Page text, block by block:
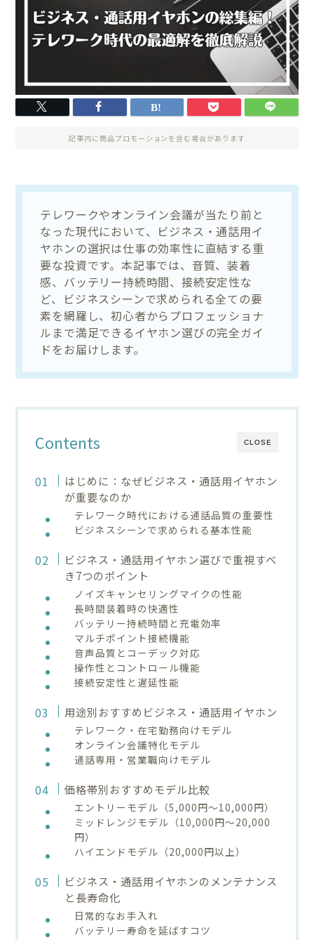
記事内に商品プロモーションを含む場合があります
テレワークやオンライン会議が当たり前と
なった現代において、ビジネス・通話用イ
ヤホンの選択は仕事の効率性に直結する重
要な投資です。本記事では、音質、装着
感、バッテリー持続時間、接続安定性な
ど、ビジネスシーンで求められる全ての要
素を網羅し、初心者からプロフェッショナ
ルまで満足できるイヤホン選びの完全ガイ
ドをお届けします。
CLOSE
Contents
はじめに：なぜビジネス・通話用イヤホン
が重要なのか
テレワーク時代における通話品質の重要性
ビジネスシーンで求められる基本性能
ビジネス・通話用イヤホン選びで重視すべ
き7つのポイント
ノイズキャンセリングマイクの性能
長時間装着時の快適性
バッテリー持続時間と充電効率
マルチポイント接続機能
音声品質とコーデック対応
操作性とコントロール機能
接続安定性と遅延性能
用途別おすすめビジネス・通話用イヤホン
テレワーク・在宅勤務向けモデル
オンライン会議特化モデル
通話専用・営業職向けモデル
価格帯別おすすめモデル比較
エントリーモデル（5,000円～10,000円）
ミッドレンジモデル（10,000円～20,000
円）
ハイエンドモデル（20,000円以上）
ビジネス・通話用イヤホンのメンテナンス
と長寿命化
日常的なお手入れ
バッテリー寿命を延ばすコツ